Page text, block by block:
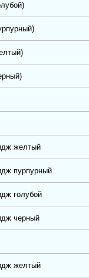
желтый
пурпурный
голубой
черный
желтый